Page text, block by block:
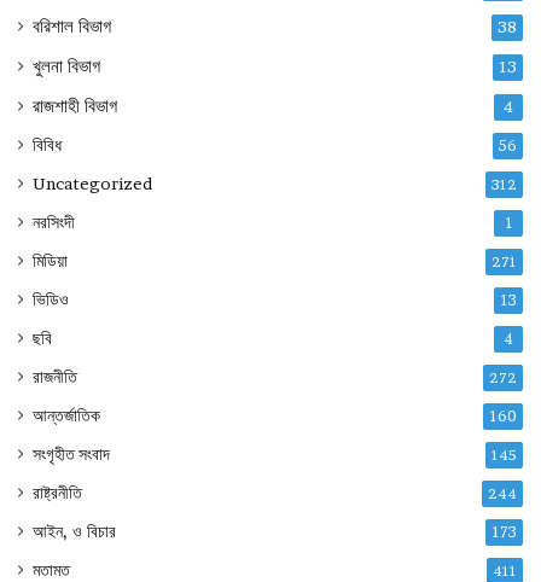
বরিশাল বিভাগ 38
খুলনা বিভাগ 13
রাজশাহী বিভাগ 4
বিবিধ 56
Uncategorized 312
নরসিংদী 1
মিডিয়া 271
ভিডিও 13
ছবি 4
রাজনীতি 272
আন্তর্জাতিক 160
সংগৃহীত সংবাদ 145
রাষ্ট্রনীতি 244
আইন, ও বিচার 173
মতামত 411